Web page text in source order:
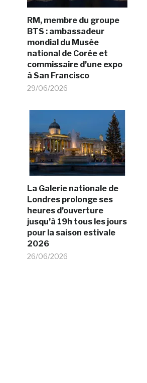
RM, membre du groupe
BTS : ambassadeur
mondial du Musée
national de Corée et
commissaire d’une expo
à San Francisco
29/06/2026
La Galerie nationale de
Londres prolonge ses
heures d’ouverture
jusqu’à 19h tous les jours
pour la saison estivale
2026
26/06/2026